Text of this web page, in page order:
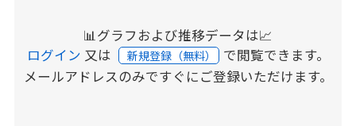
📊グラフおよび推移データは📈
ログイン 又は 新規登録（無料） で閲覧できます。
メールアドレスのみですぐにご登録いただけます。